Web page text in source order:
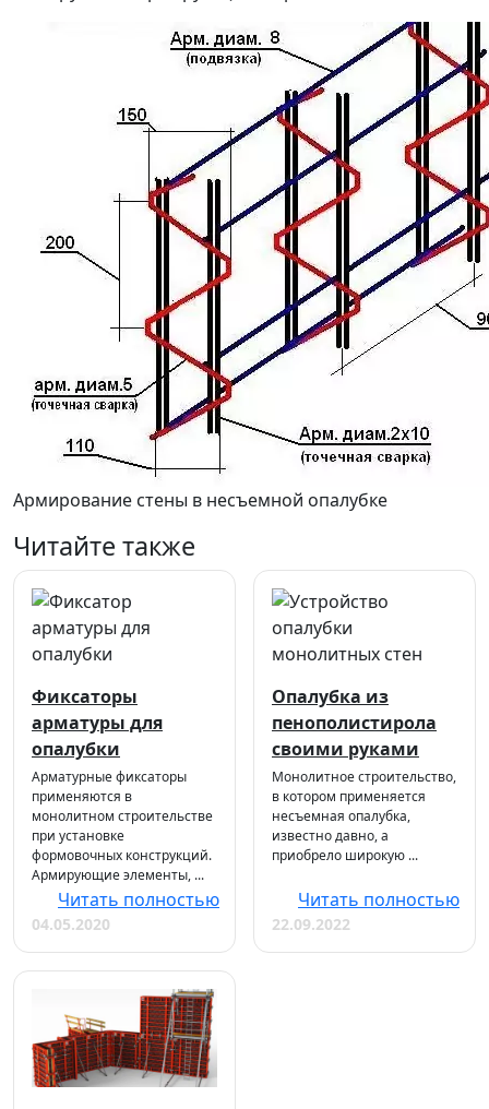
Армирование стены в несъемной опалубке
Читайте также
Фиксаторы
арматуры для
опалубки
Арматурные фиксаторы
применяются в
монолитном строительстве
при установке
формовочных конструкций.
Армирующие элементы, ...
Читать полностью
04.05.2020
Опалубка из
пенополистирола
своими руками
Монолитное строительство,
в котором применяется
несъемная опалубка,
известно давно, а
приобрело широкую ...
Читать полностью
22.09.2022